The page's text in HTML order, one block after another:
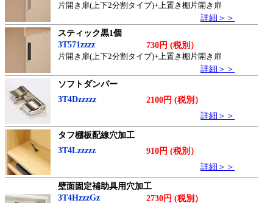
片開き扉(上下2分割タイプ)+上置き棚片開き扉
詳細＞＞
スティック黒1個
3T571zzzz
730円 (税別）
片開き扉(上下2分割タイプ)+上置き棚片開き扉
詳細＞＞
ソフトダンパー
3T4Dzzzzz
2100円 (税別）
詳細＞＞
タフ棚板配線穴加工
3T4Lzzzzz
910円 (税別）
詳細＞＞
壁面固定補助具用穴加工
3T4HzzzGz
2730円 (税別）